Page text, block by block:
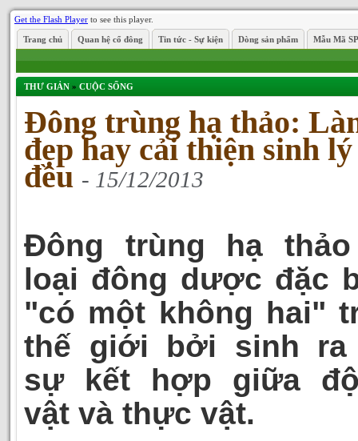
Get the Flash Player to see this player.
Trang chủ Quan hệ cổ đông Tin tức - Sự kiện Dòng sản phẩm Mẫu Mã SP
THƯ GIẢN » CUỘC SỐNG
Đông trùng hạ thảo:
đẹp hay cải thiện sinh lý
đều - 15/12/2013
Đông trùng hạ
loại đông dược đặc
"có một không hai"
thế giới bởi sinh
sự kết hợp giữa
vật và thực vật.